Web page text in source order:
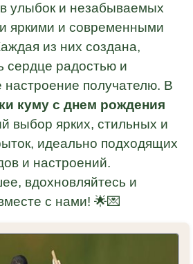
улыбок и незабываемых
яркими и современными
из них создана,
сердце радостью и
настроение получателю. В
куму с днем рождения
выбор ярких, стильных и
идеально подходящих
и настроений.
вдохновляйтесь и
с нами! 🌟💌